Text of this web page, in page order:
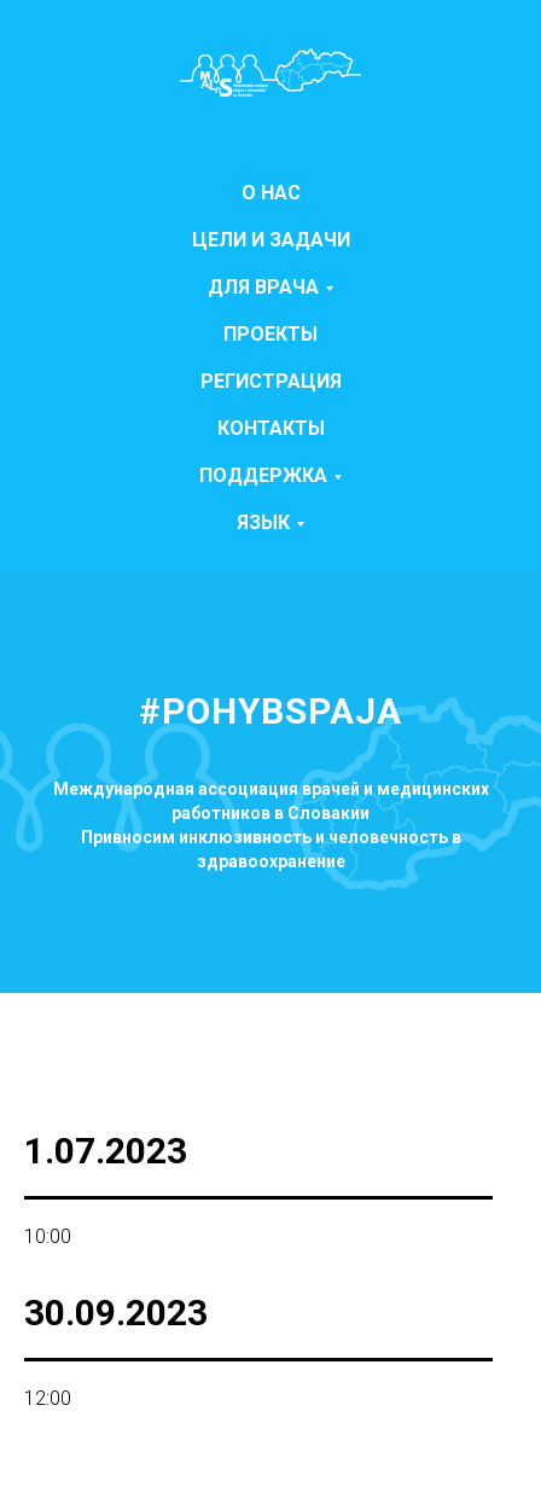
О НАС
ЦЕЛИ И ЗАДАЧИ
ДЛЯ ВРАЧА
ПРОЕКТЫ
РЕГИСТРАЦИЯ
КОНТАКТЫ
ПОДДЕРЖКА
ЯЗЫК
#POHYBSPAJA
Международная ассоциация врачей и медицинских
работников в Словакии
Привносим инклюзивность и человечность в
здравоохранение
1.07.2023
10:00
30.09.2023
12:00